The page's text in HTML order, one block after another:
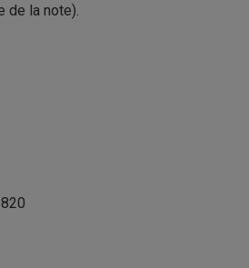
de la note).